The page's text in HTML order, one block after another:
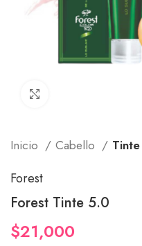
Inicio Cabello Tinte
Forest
Forest Tinte 5.0
$21,000